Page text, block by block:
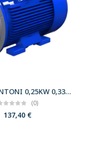
MOTOR CANTONI 0,25KW 0,33CV 3000 B35 T63 230/400 IE2
(0)
137,40 €